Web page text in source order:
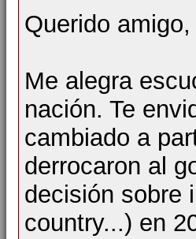
Querido amigo,
Me alegra
nación. Te
cambiado a
derrocaron al
decisión sobre
country...) en